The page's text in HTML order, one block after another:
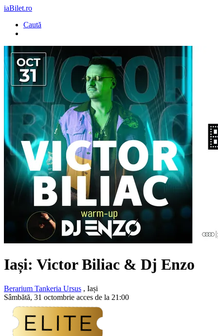
iaBilet.ro
Caută
Iași: Victor Biliac & Dj Enzo
Berarium Tankeria Ursus , Iași
Sâmbătă, 31 octombrie acces de la 21:00